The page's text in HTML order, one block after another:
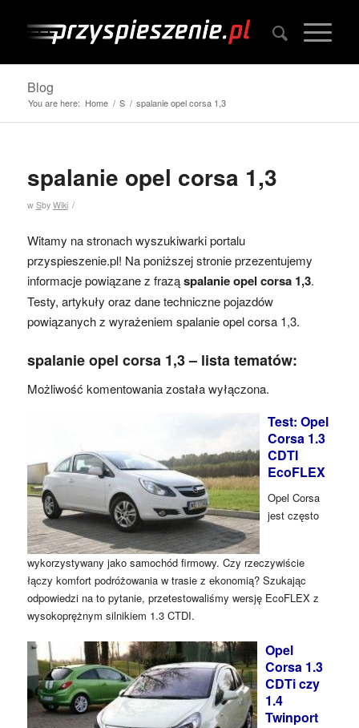
Blog
You are here: Home / S / spalanie opel corsa 1,3
spalanie opel corsa 1,3
w S /
by Wiki
Witamy na stronach wyszukiwarki portalu
przyspieszenie.pl! Na poniższej stronie przezentujemy
informacje powiązane z fraząspalanie opel corsa 1,3.
Testy, artykuły oraz dane techniczne pojazdów
powiązanych z wyrażeniem spalanie opel corsa 1,3.
spalanie opel corsa 1,3 – lista tematów:
Możliwość komentowania została wyłączona.
Test: Opel
Corsa 1.3
CDTI
EcoFLEX
Opel Corsa
jest często
wykorzystywany jako samochód firmowy. Czy rzeczywiście
łączy komfort podróżowania w trasie z ekonomią? Szukając
odpowiedzi na to pytanie, przetestowaliśmy wersję EcoFLEX z
wysokoprężnym silnikiem 1.3 CTDI.
Opel
Corsa 1.3
CDTi czy
1.4
Twinport